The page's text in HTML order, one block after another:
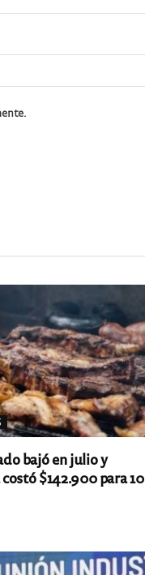
bajó en julio y
$142.900 para 10